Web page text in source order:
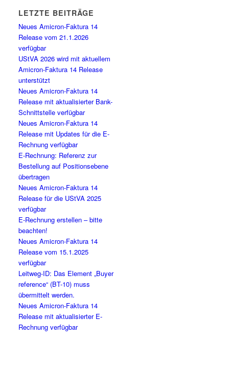
LETZTE BEITRÄGE
Neues Amicron-Faktura 14
Release vom 21.1.2026
verfügbar
UStVA 2026 wird mit aktuellem
Amicron-Faktura 14 Release
unterstützt
Neues Amicron-Faktura 14
Release mit aktualisierter Bank-
Schnittstelle verfügbar
Neues Amicron-Faktura 14
Release mit Updates für die E-
Rechnung verfügbar
E-Rechnung: Referenz zur
Bestellung auf Positionsebene
übertragen
Neues Amicron-Faktura 14
Release für die UStVA 2025
verfügbar
E-Rechnung erstellen – bitte
beachten!
Neues Amicron-Faktura 14
Release vom 15.1.2025
verfügbar
Leitweg-ID: Das Element „Buyer
reference“ (BT-10) muss
übermittelt werden.
Neues Amicron-Faktura 14
Release mit aktualisierter E-
Rechnung verfügbar